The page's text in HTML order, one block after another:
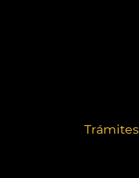
Trámites